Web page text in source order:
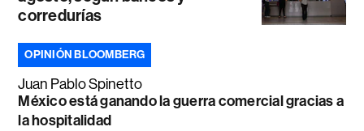
corredurías
OPINIÓN BLOOMBERG
Juan Pablo Spinetto
México está ganando la guerra comercial gracias a
la hospitalidad